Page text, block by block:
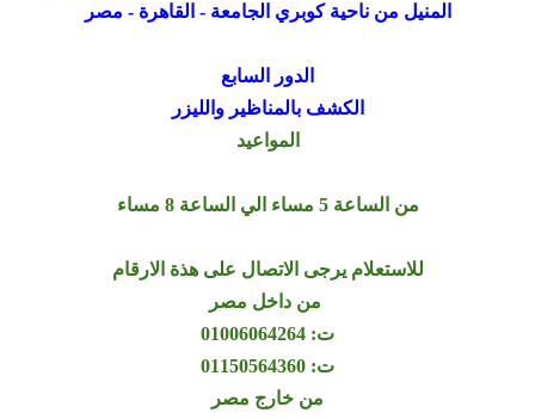
المنيل من ناحية كوبري الجامعة - القاهرة - مصر
الدور السابع
الكشف بالمناظير والليزر
المواعيد
من الساعة 5 مساء الي الساعة 8 مساء
للاستعلام يرجى الاتصال على هذة الارقام
من داخل مصر
ت: 01006064264
ت: 01150564360
من خارج مصر